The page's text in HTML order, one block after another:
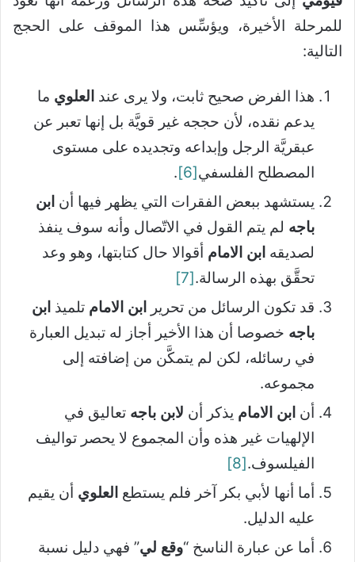
للمرحلة الأخيرة، ويؤسِّس هذا الموقف على الحجج
التالية:
هذا الفرض صحيح ثابت، ولا يرى عند العلوي ما
يدعم نقده، لأن حججه غير قويَّة بل إنها تعبر عن
عبقريَّة الرجل وإبداعه وتجديده على مستوى
المصطلح الفلسفي[6]
.
يستشهد ببعض الفقرات التي يظهر فيها أن ابن
باجه لم يتم القول في الاتّصال وأنه سوف ينفذ
لصديقه ابن الامام أقوالا حال كتابتها، وهو وعد
تحقَّق بهذه الرسالة.[7]
قد تكون الرسائل من تحرير
ابن الامام تلميذ ابن
باجه خصوصا أن هذا الأخير أجاز له تبديل العبارة
في رسائله، لكن لم يتمكَّن من إضافته إلى
مجموعه.
أن ابن الامام يذكر أن لابن باجه تعاليق في
الإلهيات غير هذه وأن المجموع لا يحصر تواليف
الفيلسوف.[8]
أما أنها لأبي بكر آخر فلم يستطع العلوي أن يقيم
عليه الدليل.
أما عن عبارة الناسخ “وقع لي” فهي دليل نسبة